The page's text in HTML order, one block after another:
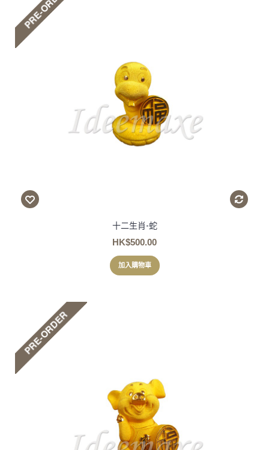
十二生肖-蛇
HK$500.00
加入購物車